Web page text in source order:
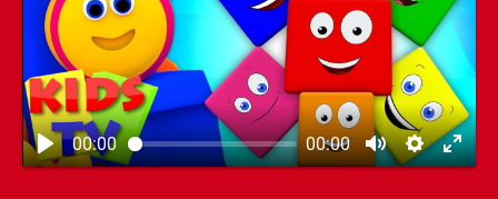
00:00 00:00